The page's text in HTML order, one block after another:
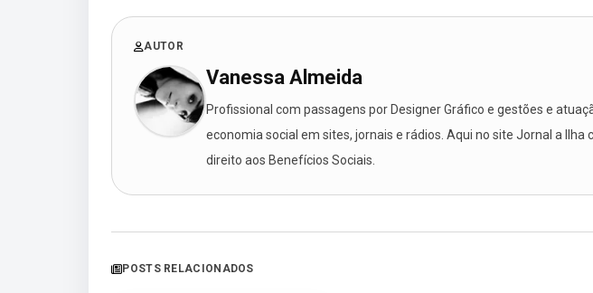
AUTOR
Vanessa Almeida
Profissional com passagens por Designer Gráfico e gestões e
economia social em sites, jornais e rádios. Aqui no site Jornal a Ilha
direito aos Benefícios Sociais.
POSTS RELACIONADOS